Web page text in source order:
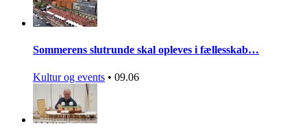
Sommerens slutrunde skal opleves i fællesskab…
Kultur og events • 09.06